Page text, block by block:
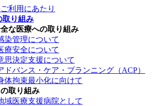
利用にあたり
取り組み
な医療への取り組み
染管理について
療安全について
思決定支援について
ドバンス・ケア・プランニング（ACP）
体拘束最小化に向けて
取り組み
域医療支援病院として